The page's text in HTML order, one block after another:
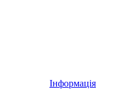
Інформація